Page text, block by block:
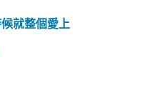
就整個愛上